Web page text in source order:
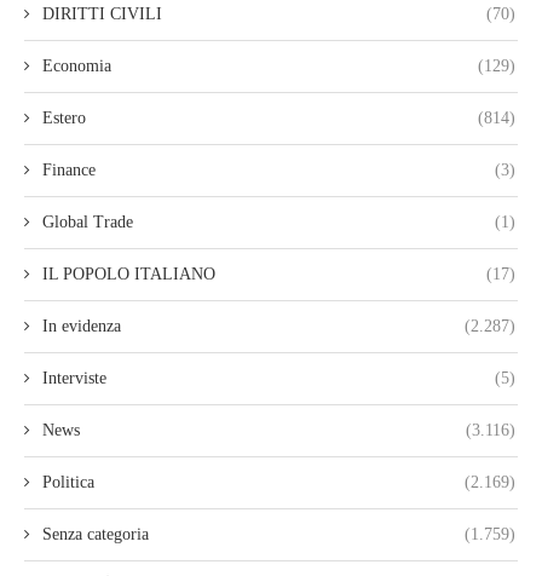
DIRITTI CIVILI (70)
Economia (129)
Estero (814)
Finance (3)
Global Trade (1)
IL POPOLO ITALIANO (17)
In evidenza (2.287)
Interviste (5)
News (3.116)
Politica (2.169)
Senza categoria (1.759)